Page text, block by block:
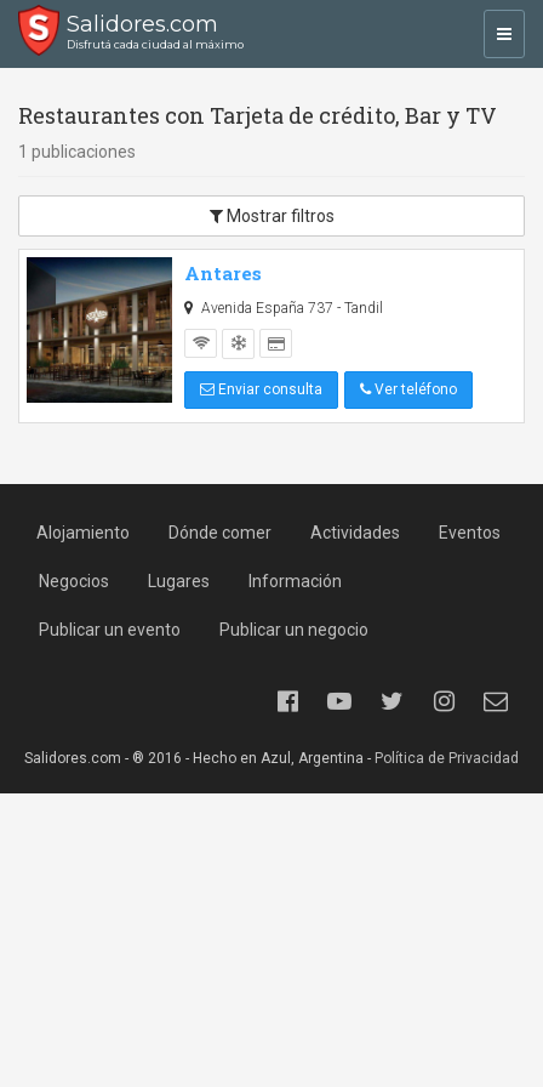
Salidores.com
Disfrutá cada ciudad al máximo
Restaurantes con Tarjeta de crédito, Bar y TV
1 publicaciones
Mostrar filtros
Antares
Avenida España 737 - Tandil
Enviar consulta Ver teléfono
Alojamiento Dónde comer Actividades Eventos
Negocios Lugares Información
Publicar un evento Publicar un negocio
Salidores.com - ® 2016 - Hecho en Azul, Argentina - Política de Privacidad